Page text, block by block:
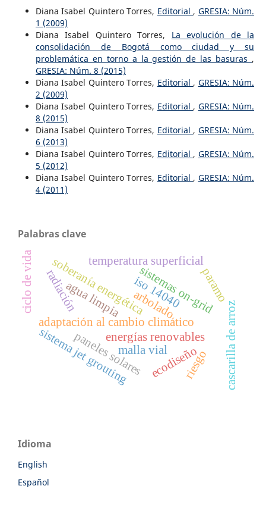
Diana Isabel Quintero Torres, Editorial , GRESIA: Núm.
1 (2009)
Diana Isabel Quintero Torres, La evolución de la
consolidación de Bogotá como ciudad y su
problemática en torno a la gestión de las basuras ,
GRESIA: Núm. 8 (2015)
Diana Isabel Quintero Torres, Editorial , GRESIA: Núm.
2 (2009)
Diana Isabel Quintero Torres, Editorial , GRESIA: Núm.
8 (2015)
Diana Isabel Quintero Torres, Editorial , GRESIA: Núm.
6 (2013)
Diana Isabel Quintero Torres, Editorial , GRESIA: Núm.
5 (2012)
Diana Isabel Quintero Torres, Editorial , GRESIA: Núm.
4 (2011)
Palabras clave
adaptación al cambio climático
energías renovables
paneles solares
sistemas on-grid
soberanía energética
cascarilla de arroz
temperatura superficial
radiación arbolado
ecodiseño
sistema jet grouting
paramo
agua limpia
ciclo de vida
riesgo
malla vial
iso 14040
Idioma
English
Español